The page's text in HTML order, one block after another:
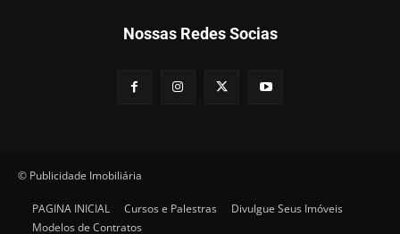
Nossas Redes Socias
© Publicidade Imobiliária
PAGINA INICIAL Cursos e Palestras
Divulgue Seus Imóveis
Modelos de Contratos